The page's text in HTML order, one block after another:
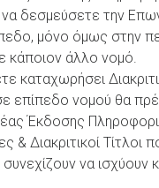
δεσμεύσετε την
μόνο όμως στην
κάποιον άλλο νομό.
καταχωρήσει
επίπεδο νομού θα
Έκδοσης
& Διακριτικοί
συνεχίζουν να